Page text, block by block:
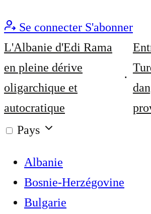
Se connecter S'abonner
L'Albanie d'Edi Rama
en pleine dérive
oligarchique et
autocratique
Pays
Albanie
Bosnie-Herzégovine
Bulgarie